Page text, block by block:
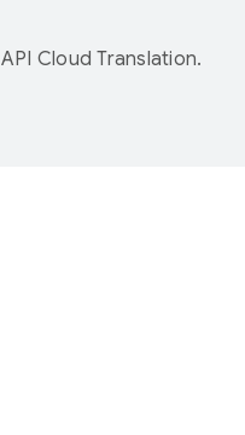
API Cloud Translation.